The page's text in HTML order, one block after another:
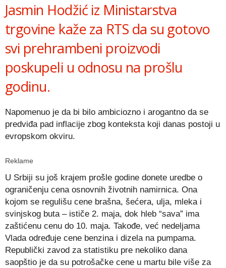
Jasmin Hodžić iz Ministarstva
trgovine kaže za RTS da su gotovo
svi prehrambeni proizvodi
poskupeli u odnosu na prošlu
godinu.
Napomenuo je da bi bilo ambiciozno i arogantno da se
predviđa pad inflacije zbog konteksta koji danas postoji u
evropskom okviru.
Reklame
U Srbiji su još krajem prošle godine donete uredbe o
ograničenju cena osnovnih životnih namirnica. Ona
kojom se regulišu cene brašna, šećera, ulja, mleka i
svinjskog buta – ističe 2. maja, dok hleb “sava” ima
zaštićenu cenu do 10. maja. Takođe, već nedeljama
Vlada određuje cene benzina i dizela na pumpama.
Republički zavod za statistiku pre nekoliko dana
saopštio je da su potrošačke cene u martu bile više za